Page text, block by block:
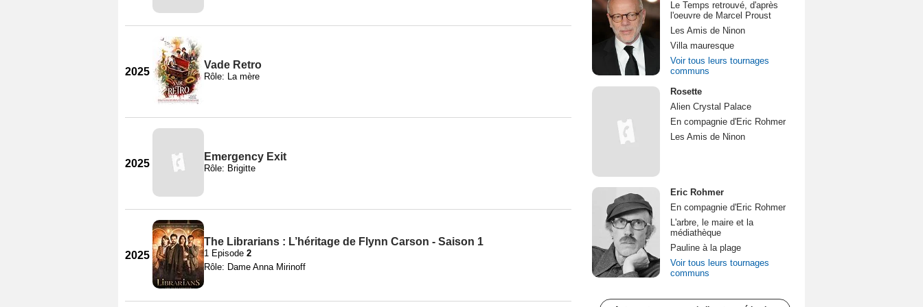
2025
Vade Retro
Rôle: La mère
2025
Emergency Exit
Rôle: Brigitte
2025
The Librarians : L’héritage de Flynn Carson - Saison 1
1 Episode 2
Rôle: Dame Anna Mirinoff
Le Temps retrouvé, d'après
l'oeuvre de Marcel Proust
Les Amis de Ninon
Villa mauresque
Voir tous leurs tournages
communs
Rosette
Alien Crystal Palace
En compagnie d'Eric Rohmer
Les Amis de Ninon
Eric Rohmer
En compagnie d'Eric Rohmer
L'arbre, le maire et la
médiathèque
Pauline à la plage
Voir tous leurs tournages
communs